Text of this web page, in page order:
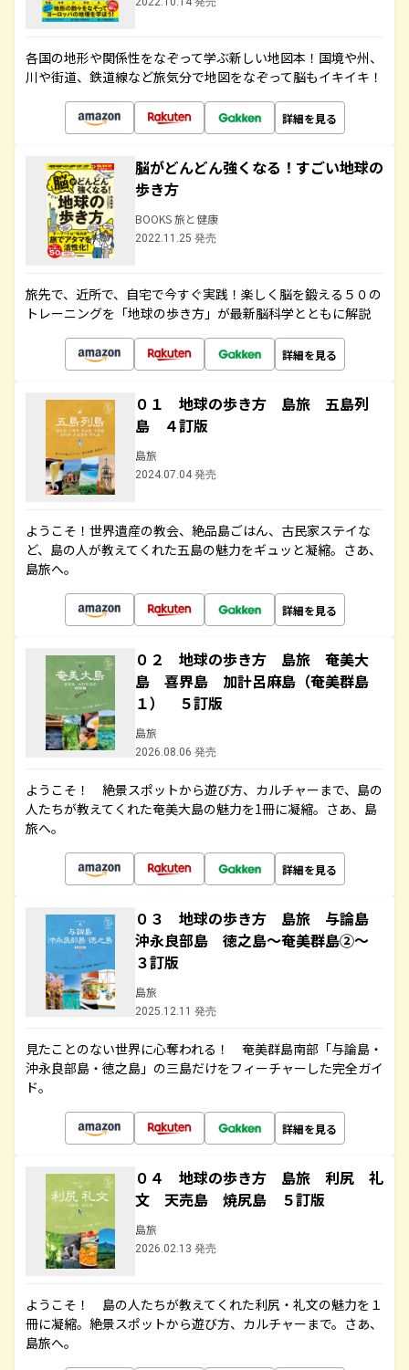
各国の地形や関係性をなぞって学ぶ新しい地図本！国境や州、
川や街道、鉄道線など旅気分で地図をなぞって脳もイキイキ！
詳細を見る
脳がどんどん強くなる！すごい地球の
歩き方
BOOKS 旅と健康
2022.11.25 発売
旅先で、近所で、自宅で今すぐ実践！楽しく脳を鍛える５０の
トレーニングを「地球の歩き方」が最新脳科学とともに解説
詳細を見る
０１ 地球の歩き方 島旅 五島列
島 ４訂版
島旅
2024.07.04 発売
ようこそ！世界遺産の教会、絶品島ごはん、古民家ステイな
ど、島の人が教えてくれた五島の魅力をギュッと凝縮。さあ、
島旅へ。
詳細を見る
０２ 地球の歩き方 島旅 奄美大
島 喜界島 加計呂麻島（奄美群島
１） ５訂版
島旅
2026.08.06 発売
ようこそ！ 絶景スポットから遊び方、カルチャーまで、島の
人たちが教えてくれた奄美大島の魅力を1冊に凝縮。さあ、島
旅へ。
詳細を見る
０３ 地球の歩き方 島旅 与論島
沖永良部島 徳之島～奄美群島②～
３訂版
島旅
2025.12.11 発売
見たことのない世界に心奪われる！ 奄美群島南部「与論島・
沖永良部島・徳之島」の三島だけをフィーチャーした完全ガイ
ド。
詳細を見る
０４ 地球の歩き方 島旅 利尻 礼
文 天売島 焼尻島 ５訂版
島旅
2026.02.13 発売
ようこそ！ 島の人たちが教えてくれた利尻・礼文の魅力を１
冊に凝縮。絶景スポットから遊び方、カルチャーまで。さあ、
島旅へ。